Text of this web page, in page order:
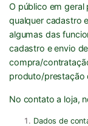
O público em geral
qualquer cadastro
algumas das
cadastro e envio
compra/
produto/prestação
No contato a loja,
Dados de